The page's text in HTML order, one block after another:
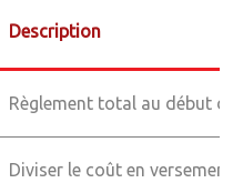
Description
Règlement total au début
Diviser le coût en